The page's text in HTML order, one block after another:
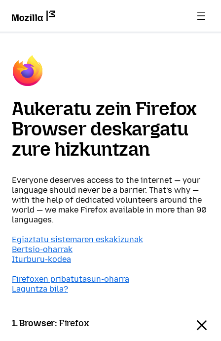
Aukeratu zein Firefox
Browser deskargatu
zure hizkuntzan
Everyone deserves access to the internet — your
language should never be a barrier. That’s why —
with the help of dedicated volunteers around the
world — we make Firefox available in more than 90
languages.
Egiaztatu sistemaren eskakizunak
Bertsio-oharrak
Iturburu-kodea
Firefoxen pribatutasun-oharra
Laguntza bila?
1. Browser: Firefox